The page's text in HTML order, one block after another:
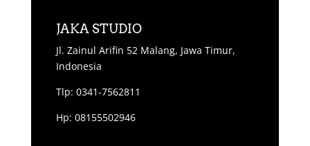
JAKA STUDIO
Jl. Zainul Arifin 52 Malang, Jawa Timur,
Indonesia
Tlp: 0341-7562811
Hp: 08155502946